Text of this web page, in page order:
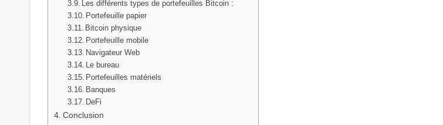
Les différents types de portefeuilles Bitcoin :
Portefeuille papier
Bitcoin physique
Portefeuille mobile
Navigateur Web
Le bureau
Portefeuilles matériels
Banques
DeFi
Conclusion